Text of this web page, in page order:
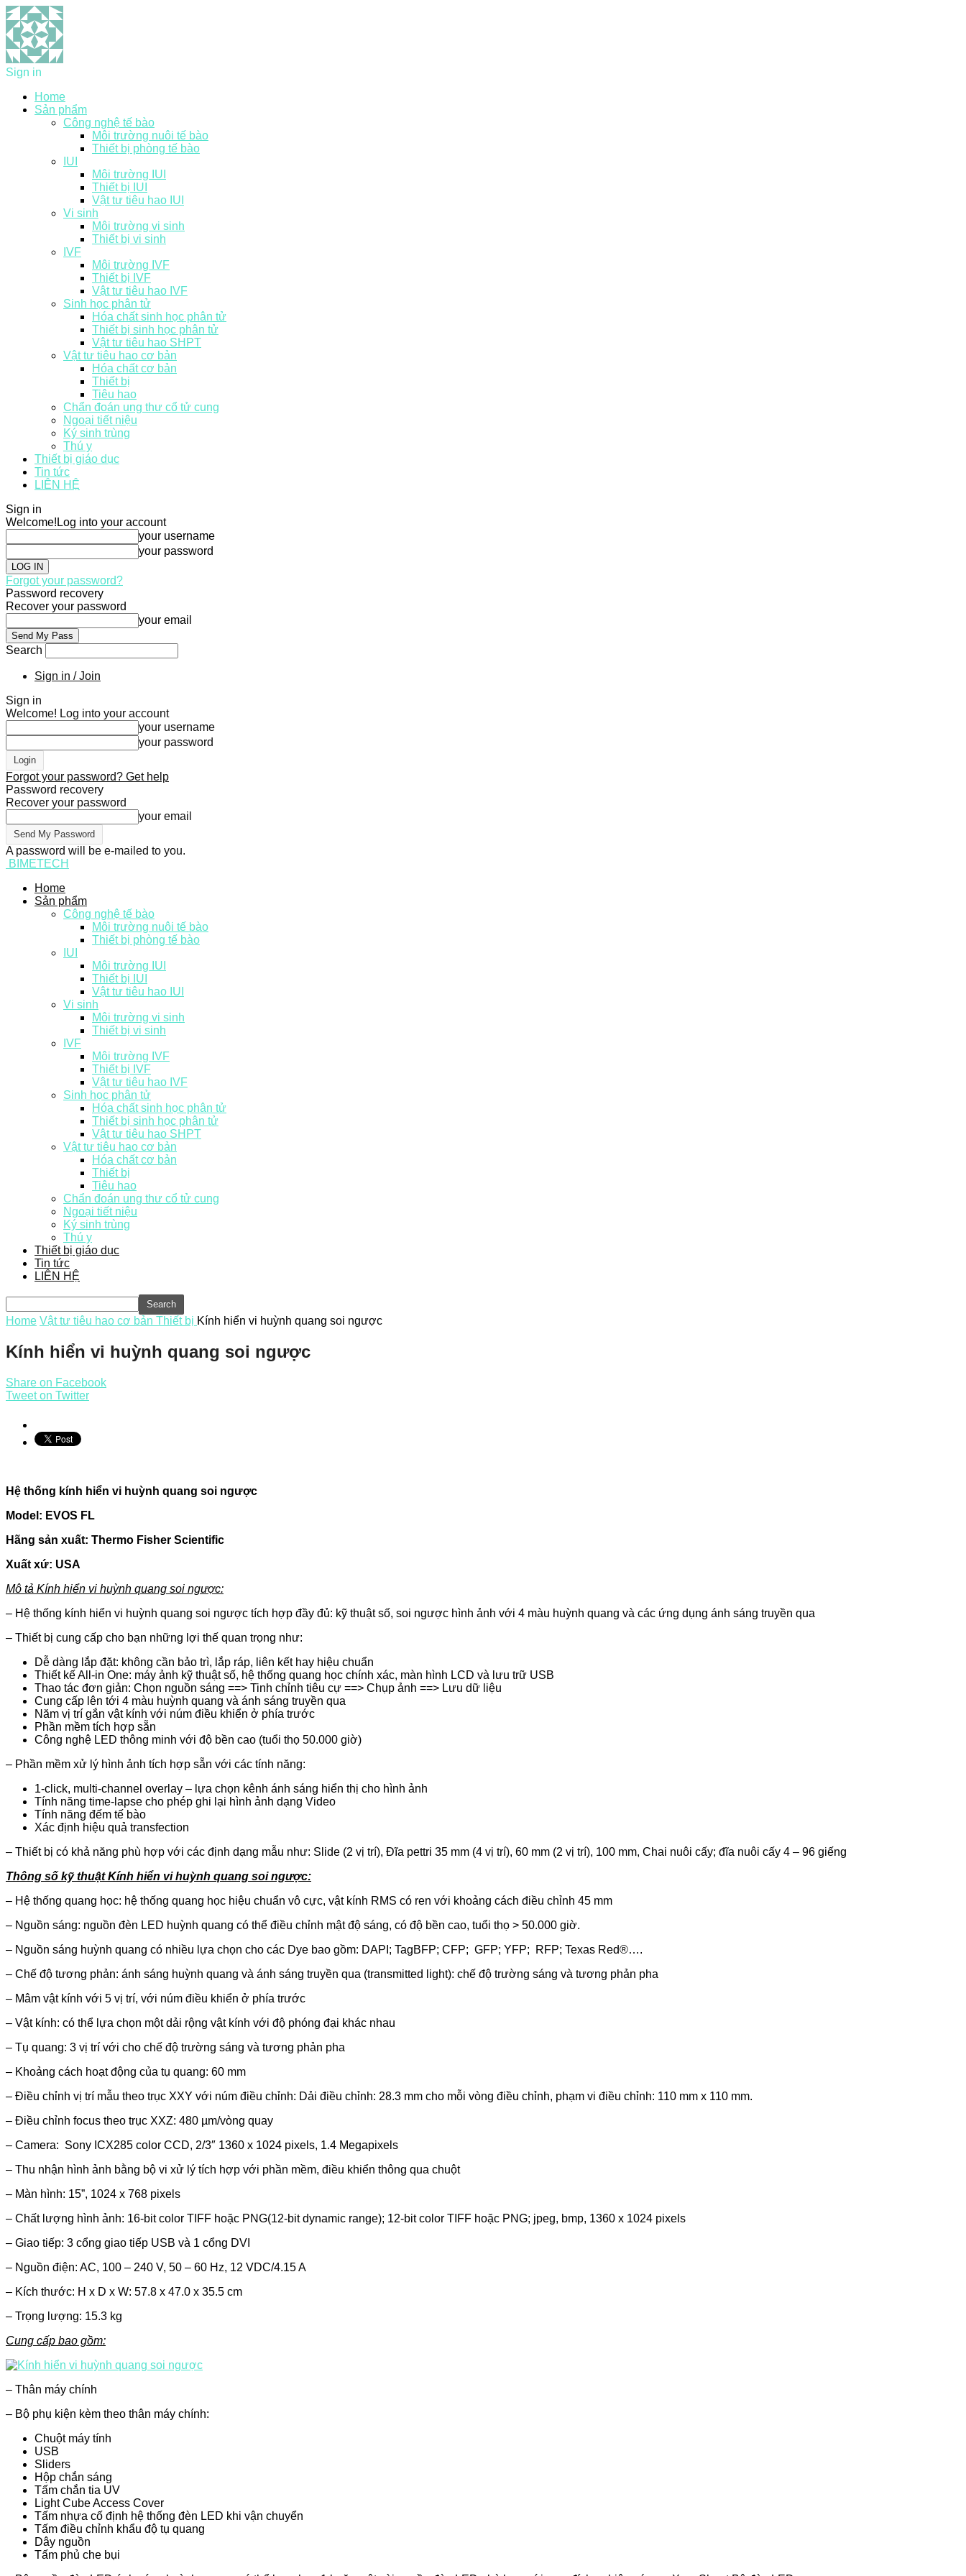
Sign in
Home
Sản phẩm
Công nghệ tế bào
Môi trường nuôi tế bào
Thiết bị phòng tế bào
IUI
Môi trường IUI
Thiết bị IUI
Vật tư tiêu hao IUI
Vi sinh
Môi trường vi sinh
Thiết bị vi sinh
IVF
Môi trường IVF
Thiết bị IVF
Vật tư tiêu hao IVF
Sinh học phân tử
Hóa chất sinh học phân tử
Thiết bị sinh học phân tử
Vật tư tiêu hao SHPT
Vật tư tiêu hao cơ bản
Hóa chất cơ bản
Thiết bị
Tiêu hao
Chẩn đoán ung thư cổ tử cung
Ngoại tiết niệu
Ký sinh trùng
Thú y
Thiết bị giáo dục
Tin tức
LIÊN HỆ
Sign in
Welcome! Log into your account
your username
your password
Forgot your password?
Password recovery
Recover your password
your email
Search
Sign in / Join
Sign in
Welcome! Log into your account
your username
your password
Forgot your password? Get help
Password recovery
Recover your password
your email
A password will be e-mailed to you.
BIMETECH
Home
Sản phẩm
Công nghệ tế bào
Môi trường nuôi tế bào
Thiết bị phòng tế bào
IUI
Môi trường IUI
Thiết bị IUI
Vật tư tiêu hao IUI
Vi sinh
Môi trường vi sinh
Thiết bị vi sinh
IVF
Môi trường IVF
Thiết bị IVF
Vật tư tiêu hao IVF
Sinh học phân tử
Hóa chất sinh học phân tử
Thiết bị sinh học phân tử
Vật tư tiêu hao SHPT
Vật tư tiêu hao cơ bản
Hóa chất cơ bản
Thiết bị
Tiêu hao
Chẩn đoán ung thư cổ tử cung
Ngoại tiết niệu
Ký sinh trùng
Thú y
Thiết bị giáo dục
Tin tức
LIÊN HỆ
Home Vật tư tiêu hao cơ bản Thiết bị Kính hiển vi huỳnh quang soi ngược
Kính hiển vi huỳnh quang soi ngược
Share on Facebook
Tweet on Twitter
Hệ thống kính hiển vi huỳnh quang soi ngược
Model: EVOS FL
Hãng sản xuất: Thermo Fisher Scientific
Xuất xứ: USA
Mô tả Kính hiển vi huỳnh quang soi ngược:
– Hệ thống kính hiển vi huỳnh quang soi ngược tích hợp đầy đủ: kỹ thuật số, soi ngược hình ảnh với 4 màu huỳnh quang và các ứng dụng ánh sáng truyền qua
– Thiết bị cung cấp cho bạn những lợi thế quan trọng như:
Dễ dàng lắp đặt: không cần bảo trì, lắp ráp, liên kết hay hiệu chuẩn
Thiết kế All-in One: máy ảnh kỹ thuật số, hệ thống quang học chính xác, màn hình LCD và lưu trữ USB
Thao tác đơn giản: Chọn nguồn sáng ==> Tinh chỉnh tiêu cự ==> Chụp ảnh ==> Lưu dữ liệu
Cung cấp lên tới 4 màu huỳnh quang và ánh sáng truyền qua
Năm vị trí gắn vật kính với núm điều khiển ở phía trước
Phần mềm tích hợp sẵn
Công nghệ LED thông minh với độ bền cao (tuổi thọ 50.000 giờ)
– Phần mềm xử lý hình ảnh tích hợp sẵn với các tính năng:
1-click, multi-channel overlay – lựa chọn kênh ánh sáng hiển thị cho hình ảnh
Tính năng time-lapse cho phép ghi lại hình ảnh dạng Video
Tính năng đếm tế bào
Xác định hiệu quả transfection
– Thiết bị có khả năng phù hợp với các định dạng mẫu như: Slide (2 vị trí), Đĩa pettri 35 mm (4 vị trí), 60 mm (2 vị trí), 100 mm, Chai nuôi cấy; đĩa nuôi cấy 4 – 96 giếng
Thông số kỹ thuật Kính hiển vi huỳnh quang soi ngược:
– Hệ thống quang học: hệ thống quang học hiệu chuẩn vô cực, vật kính RMS có ren với khoảng cách điều chỉnh 45 mm
– Nguồn sáng: nguồn đèn LED huỳnh quang có thể điều chỉnh mật độ sáng, có độ bền cao, tuổi thọ > 50.000 giờ.
– Nguồn sáng huỳnh quang có nhiều lựa chọn cho các Dye bao gồm: DAPI; TagBFP; CFP; GFP; YFP; RFP; Texas Red®….
– Chế độ tương phản: ánh sáng huỳnh quang và ánh sáng truyền qua (transmitted light): chế độ trường sáng và tương phản pha
– Mâm vật kính với 5 vị trí, với núm điều khiển ở phía trước
– Vật kính: có thể lựa chọn một dải rộng vật kính với độ phóng đại khác nhau
– Tụ quang: 3 vị trí với cho chế độ trường sáng và tương phản pha
– Khoảng cách hoạt động của tụ quang: 60 mm
– Điều chỉnh vị trí mẫu theo trục XXY với núm điều chỉnh: Dải điều chỉnh: 28.3 mm cho mỗi vòng điều chỉnh, phạm vi điều chỉnh: 110 mm x 110 mm.
– Điều chỉnh focus theo trục XXZ: 480 µm/vòng quay
– Camera: Sony ICX285 color CCD, 2/3″ 1360 x 1024 pixels, 1.4 Megapixels
– Thu nhận hình ảnh bằng bộ vi xử lý tích hợp với phần mềm, điều khiển thông qua chuột
– Màn hình: 15”, 1024 x 768 pixels
– Chất lượng hình ảnh: 16-bit color TIFF hoặc PNG(12-bit dynamic range); 12-bit color TIFF hoặc PNG; jpeg, bmp, 1360 x 1024 pixels
– Giao tiếp: 3 cổng giao tiếp USB và 1 cổng DVI
– Nguồn điện: AC, 100 – 240 V, 50 – 60 Hz, 12 VDC/4.15 A
– Kích thước: H x D x W: 57.8 x 47.0 x 35.5 cm
– Trọng lượng: 15.3 kg
Cung cấp bao gồm:
– Thân máy chính
– Bộ phụ kiện kèm theo thân máy chính:
Chuột máy tính
USB
Sliders
Hộp chắn sáng
Tấm chắn tia UV
Light Cube Access Cover
Tấm nhựa cố định hệ thống đèn LED khi vận chuyển
Tấm điều chỉnh khẩu độ tụ quang
Dây nguồn
Tấm phủ che bụi